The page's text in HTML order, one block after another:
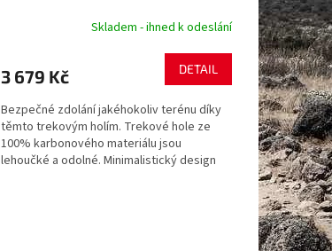
Skladem - ihned k odeslání
3 679 Kč DETAIL
Bezpečné zdolání jakéhokoliv terénu díky
těmto trekovým holím. Trekové hole ze
100% karbonového materiálu jsou
lehoučké a odolné. Minimalistický design